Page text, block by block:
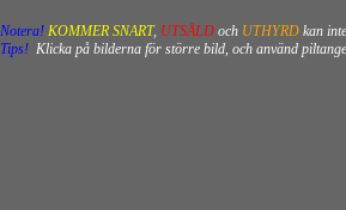
Notera! KOMMER SNART, UTSÅLD och UTHYRD kan
Tips! Klicka på bilderna för större bild, och använd